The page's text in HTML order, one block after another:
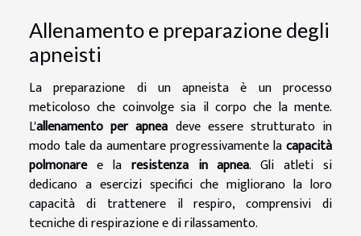
Allenamento e preparazione degli
apneisti
La preparazione di un apneista è un processo
meticoloso che coinvolge sia il corpo che la mente.
L'allenamento per apnea deve essere strutturato in
modo tale da aumentare progressivamente lacapacità
polmonaree la resistenza in apnea. Gli atleti si
dedicano a esercizi specifici che migliorano la loro
capacità di trattenere il respiro, comprensivi di
tecniche di respirazione e di rilassamento.